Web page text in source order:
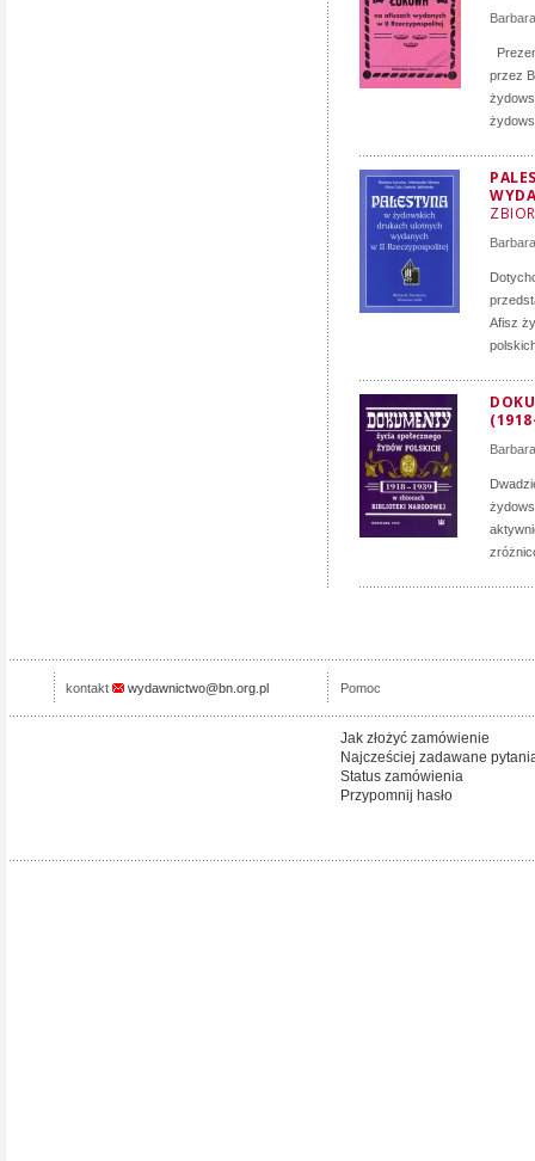
przez
Afisz
kontakt wydawnictwo@bn.org.pl Pomoc
Jak złożyć zamówienie
Najcześciej zadawane
Status zamówienia
Przypomnij hasło